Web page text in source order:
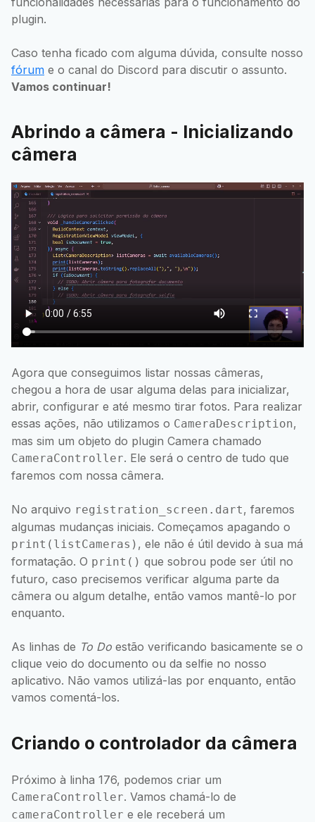
plugin.
Caso tenha ficado com alguma dúvida, consulte nosso
fórum e o canal do Discord para discutir o assunto.
Vamos continuar!
Abrindo a câmera - Inicializando
câmera
Agora que conseguimos listar nossas câmeras,
chegou a hora de usar alguma delas para inicializar,
abrir, configurar e até mesmo tirar fotos. Para realizar
essas ações, não utilizamos o CameraDescription,
mas sim um objeto do plugin Camera chamado
CameraController. Ele será o centro de tudo que
faremos com nossa câmera.
No arquivo registration_screen.dart, faremos
algumas mudanças iniciais. Começamos apagando o
print(listCameras) , ele não é útil devido à sua má
formatação. O print() que sobrou pode ser útil no
futuro, caso precisemos verificar alguma parte da
câmera ou algum detalhe, então vamos mantê-lo por
enquanto.
As linhas de To Do estão verificando basicamente se o
clique veio do documento ou da selfie no nosso
aplicativo. Não vamos utilizá-las por enquanto, então
vamos comentá-los.
Criando o controlador da câmera
Próximo à linha 176, podemos criar um
CameraController. Vamos chamá-lo de
cameraController e ele receberá um